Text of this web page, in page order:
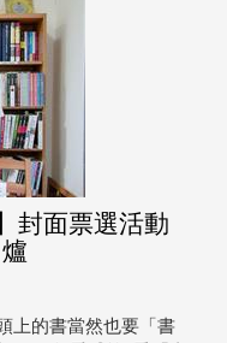
封面票選活動
上的書當然也要「書